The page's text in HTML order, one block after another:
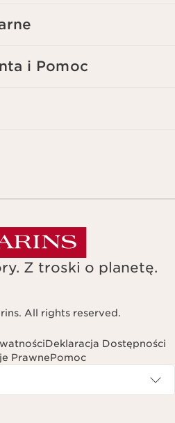
i Pomoc
Z troski o planetę.
All rights reserved.
Deklaracja Dostępności
PrawnePomoc